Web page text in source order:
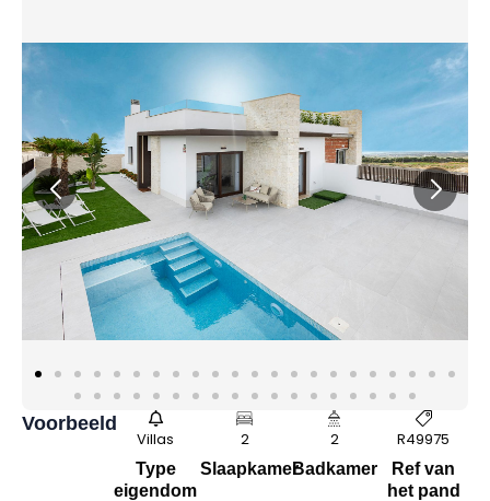
Voorbeeld
Villas
Type
eigendom
2
Slaapkamer
2
Badkamer
R49975
Ref van
het pand